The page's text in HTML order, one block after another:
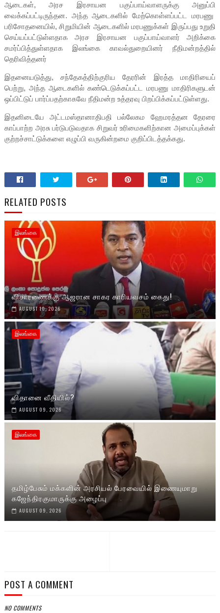
ஆடைகள், அரச இரசாயன பகுப்பாய்வாளருக்கு அனுப்பி
வைக்கப்பட்டிருந்தன. அந்த ஆடைகளில் மேற்கொள்ளப்பட்ட மரபணு
பரிசோதனையில், சிறுமியின் ஆடைகளில் மரபணுக்கள் இருப்பது உறுதி
செய்யப்பட்டுள்ளதாக அரச இரசாயன பகுப்பாய்வாளர் அறிக்கை
சமர்ப்பித்துள்ளதாக இலங்கை காவல்துறையினர் நீதிமன்றத்தில்
தெரிவித்தனர்
இதனையடுத்து, சந்தேகத்திற்குரிய தேரரின் இரத்த மாதிரியைப்
பெற்று, அந்த ஆடைகளில் கண்டெடுக்கப்பட்ட மரபணு மாதிரிகளுடன்
ஒப்பிட்டுப் பார்ப்பதற்காகவே நீதிமன்ற உத்தரவு பிறப்பிக்கப்பட்டுள்ளது.
இதனிடையே அட்டமஸ்தானாதிபதி பல்லேகம ஹேமரத்தன தேரரை
காப்பாற்ற அரசு பர்டுபடுவதாக சிறுவர் உரிமைகளிற்கான அமைப்புக்கள்
குற்றச்சாட்டுக்களை எழுப்பி வருகின்றமை குறிப்பிடத்தக்கது.
RELATED POSTS
இலங்கை
விசாரணைக்கு ஆஜரான சாகர காரியவசம் கைது!
AUGUST 10, 2026
இலங்கை
விதானை வீதியில்?
AUGUST 09, 2026
இலங்கை
தமிழ்பேசும் மக்களின் அரசியல் பேரவையில் இணையுமாறு
கஜேந்திரகுமாருக்கு அழைப்பு
AUGUST 09, 2026
POST A COMMENT
NO COMMENTS